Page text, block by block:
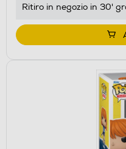
Ritiro in negozio in 30'